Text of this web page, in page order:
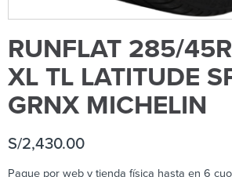
RUNFLAT 285/
XL TL LATITUDE
GRNX MICHELIN
S/2,430.00
Pague por web y tienda física hasta en 6